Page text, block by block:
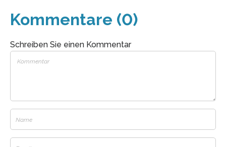
Kommentare (0)
Schreiben Sie einen Kommentar